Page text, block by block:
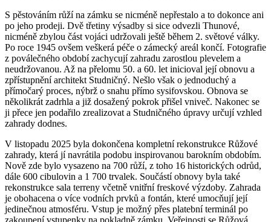
S pěstováním růží na zámku se nicméně nepřestalo a to dokonce ani
po jeho prodeji. Dvě třetiny výsadby si sice odvezli Thunové,
nicméně zbylou část vojáci udržovali ještě během 2. světové války.
Po roce 1945 ovšem veškerá péče o zámecký areál končí. Fotografie
z poválečného období zachycují zahradu zarostlou plevelem a
neudržovanou. Až na přelomu 50. a 60. let inicioval její obnovu a
zpřístupnění architekt Studničný. Nešlo však o jednoduchý a
přímočarý proces, nýbrž o snahu přímo sysifovskou. Obnova se
několikrát zadrhla a již dosažený pokrok přišel vniveč. Nakonec se
ji přece jen podařilo zrealizovat a Studničného úpravy určují vzhled
zahrady dodnes.
V listopadu 2025 byla dokončena kompletní rekonstrukce Růžové
zahrady, která jí navrátila podobu inspirovanou barokním obdobím.
Nově zde bylo vysazeno na 700 růží, z toho 16 historických odrůd,
dále 600 cibulovin a 1 700 trvalek. Součástí obnovy byla také
rekonstrukce sala terreny včetně vnitřní freskové výzdoby. Zahrada
je obohacena o více vodních prvků a fontán, které umocňují její
jedinečnou atmosféru. Vstup je možný přes platební terminál po
zakoupení vstupenky na pokladně zámku. Veřejnosti se Růžová